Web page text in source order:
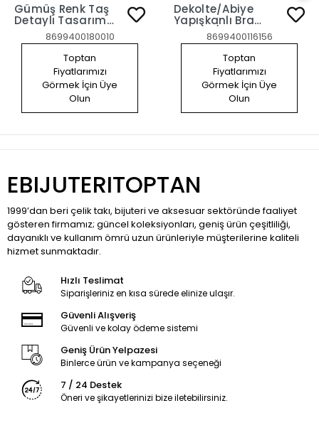
Gümüş Renk Taş
Detaylı Tasarım
Şahmeran
8699400180010
Toptan
Fiyatlarımızı
Görmek İçin Üye
Olun
Dekolte/Abiye
Yapışkanlı Bra
Sütyen/ Askısız
Straplez Göğüs
Dikleştirici Sütyen
8699400116156
Toptan
Fiyatlarımızı
Görmek İçin Üye
Olun
EBIJUTERITOPTAN
1999’dan beri çelik takı, bijuteri ve aksesuar sektöründe faaliyet
gösteren firmamız; güncel koleksiyonları, geniş ürün çeşitliliği,
dayanıklı ve kullanım ömrü uzun ürünleriyle müşterilerine kaliteli
hizmet sunmaktadır.
Hızlı Teslimat
Siparişleriniz en kısa sürede elinize ulaşır.
Güvenli Alışveriş
Güvenli ve kolay ödeme sistemi
Geniş Ürün Yelpazesi
Binlerce ürün ve kampanya seçeneği
7 / 24 Destek
Öneri ve şikayetlerinizi bize iletebilirsiniz.